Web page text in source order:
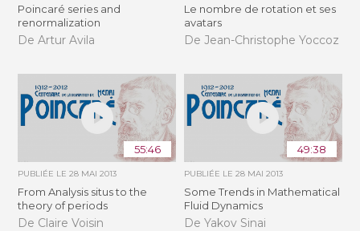
Poincaré series and
renormalization
De Artur Avila
Le nombre de rotation et ses
avatars
De Jean-Christophe Yoccoz
55:46
PUBLIÉE LE28 MAI 2013
From Analysis situs to the
theory of periods
De Claire Voisin
49:38
PUBLIÉE LE 28 MAI 2013
Some Trends in Mathematical
Fluid Dynamics
De Yakov Sinai